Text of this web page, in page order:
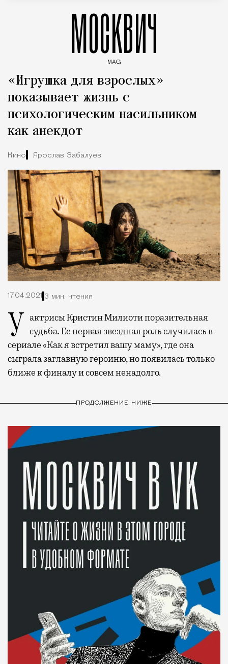
МОСКВИЧ
MAG
«Игрушка для взрослых»
показывает жизнь с
психологическим насильником
как анекдот
Кино Ярослав Забалуев
17.04.2021 3 мин. чтения
У актрисы Кристин Милиоти поразительная
судьба. Ее первая звездная роль случилась в
сериале «Как я встретил вашу маму», где она
сыграла заглавную героиню, но появилась только
ближе к финалу и совсем ненадолго.
ПРОДОЛЖЕНИЕ НИЖЕ